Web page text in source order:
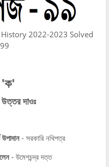
2022-2023 Solved
'ক'
উত্তর দাওঃ
- সরকারি নথিপত্র
- উমেশচন্দ্র দত্ত